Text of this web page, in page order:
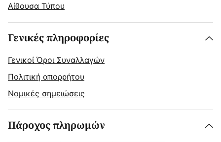
Αίθουσα Τύπου
Γενικές πληροφορίες
Γενικοί Όροι Συναλλαγών
Πολιτική απορρήτου
Νομικές σημειώσεις
Πάροχος πληρωμών